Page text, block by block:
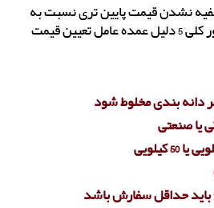
نشدن قیمت پایین تری نسبت به
نمک خوراکی دارد. به طور کلی 5 دلیل عمده عامل تعیین قیمت
دانه بندی مخلوط شود
یا صنعتی